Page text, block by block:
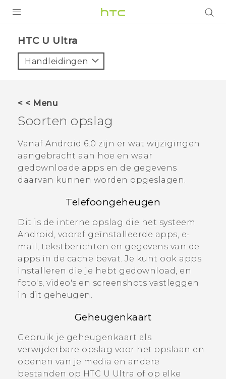
VIVE
HTC Club
SUPPORT
HTC-apparaten & -accessoires
VIVERSE
HTC U Ultra‎
Handleidingen
< < Menu
Soorten opslag
Vanaf Android 6.0 zijn er wat wijzigingen
aangebracht aan hoe en waar
gedownloade apps en de gegevens
daarvan kunnen worden opgeslagen.
Telefoongeheugen
Dit is de interne opslag die het systeem
Android , vooraf geïnstalleerde apps, e-
mail, tekstberichten en gegevens van de
apps in de cache bevat. Je kunt ook apps
installeren die je hebt gedownload, en
foto's, video's en screenshots vastleggen
in dit geheugen.
Geheugenkaart
Gebruik je geheugenkaart als
verwijderbare opslag voor het opslaan en
openen van je media en andere
bestanden op HTC U Ultra of op elke